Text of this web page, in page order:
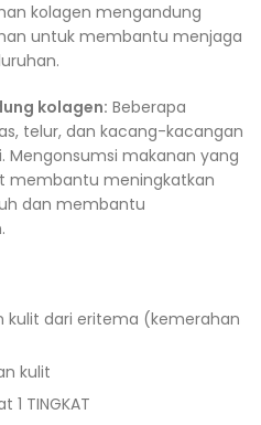
kolagen mengandung
untuk membantu menjaga
kolagen: Beberapa
telur, dan kacang-kacangan
Mengonsumsi makanan yang
membantu meningkatkan
dan membantu
dari eritema (kemerahan
kulit
TINGKAT